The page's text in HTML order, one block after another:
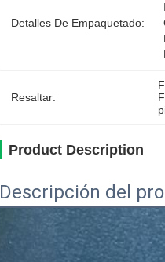
Detalles De Empaquetado:
Resaltar:
Product Description
Descripción del